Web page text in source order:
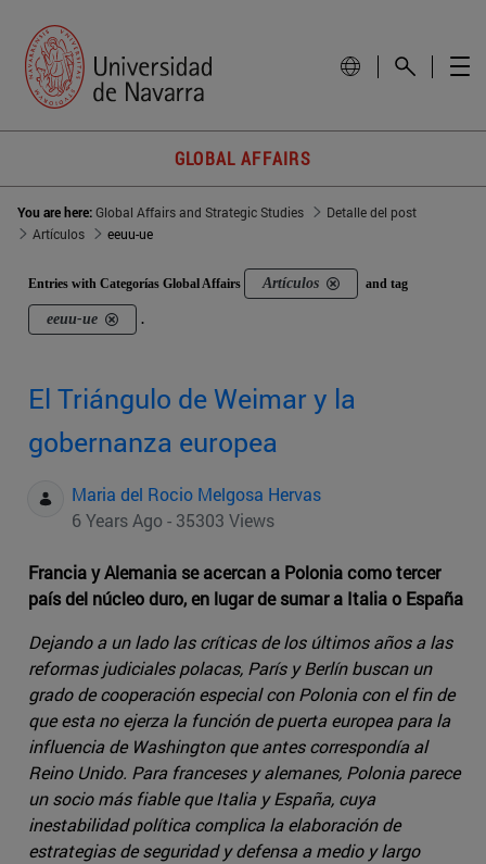
GLOBAL AFFAIRS
You are here:Global Affairs and Strategic Studies
Detalle del post
Artículos
eeuu-ue
Entries with Categorías Global Affairs Artículos and tag
eeuu-ue .
El Triángulo de Weimar y la
gobernanza europea
Maria del Rocio Melgosa Hervas
6 Years Ago - 35303 Views
Francia y Alemania se acercan a Polonia como tercer
país del núcleo duro, en lugar de sumar a Italia o España
Dejando a un lado las críticas de los últimos años a las
reformas judiciales polacas, París y Berlín buscan un
grado de cooperación especial con Polonia con el fin de
que esta no ejerza la función de puerta europea para la
influencia de Washington que antes correspondía al
Reino Unido. Para franceses y alemanes, Polonia parece
un socio más fiable que Italia y España, cuya
inestabilidad política complica la elaboración de
estrategias de seguridad y defensa a medio y largo